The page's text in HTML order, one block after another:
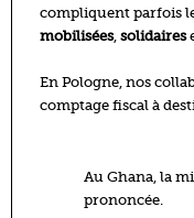
compliquent parfois
mobilisées, solidaires
En Pologne, nos
comptage fiscal à
Au Ghana, la
prononcée.